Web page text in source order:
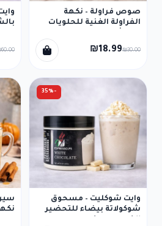
صوص فراولة – نكهة
الفراولة الغنية للحلويات
₪18.99₪30.00
-35%
وايت شوكليت – مسحوق
شوكولاتة بيضاء للتحضير